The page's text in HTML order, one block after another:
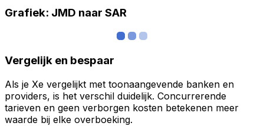
Grafiek: JMD naar SAR
Vergelijk en bespaar
Als je Xe vergelijkt met toonaangevende banken en
providers, is het verschil duidelijk. Concurrerende
tarieven en geen verborgen kosten betekenen meer
waarde bij elke overboeking.